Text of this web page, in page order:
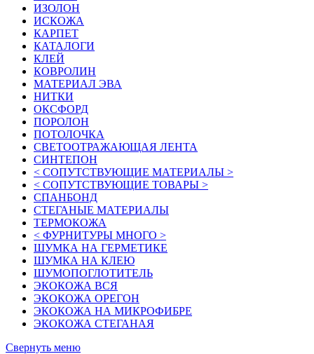
ИЗОЛОН
ИСКОЖА
КАРПЕТ
КАТАЛОГИ
КЛЕЙ
КОВРОЛИН
МАТЕРИАЛ ЭВА
НИТКИ
ОКСФОРД
ПОРОЛОН
ПОТОЛОЧКА
СВЕТООТРАЖАЮЩАЯ ЛЕНТА
СИНТЕПОН
< СОПУТСТВУЮЩИЕ МАТЕРИАЛЫ >
< СОПУТСТВУЮЩИЕ ТОВАРЫ >
СПАНБОНД
СТЕГАНЫЕ МАТЕРИАЛЫ
ТЕРМОКОЖА
< ФУРНИТУРЫ МНОГО >
ШУМКА НА ГЕРМЕТИКЕ
ШУМКА НА КЛЕЮ
ШУМОПОГЛОТИТЕЛЬ
ЭКОКОЖА ВСЯ
ЭКОКОЖА ОРЕГОН
ЭКОКОЖА НА МИКРОФИБРЕ
ЭКОКОЖА СТЕГАНАЯ
Свернуть меню